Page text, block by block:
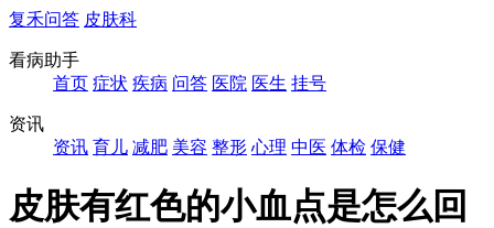
复禾问答 皮肤科
看病助手
首页 症状 疾病 问答 医院 医生 挂号
资讯
资讯 育儿 减肥 美容 整形 心理 中医 体检 保健
皮肤有红色的小血点是怎么回